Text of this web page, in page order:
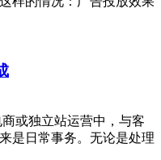
或独立站运营中，与客
是日常事务。无论是处理